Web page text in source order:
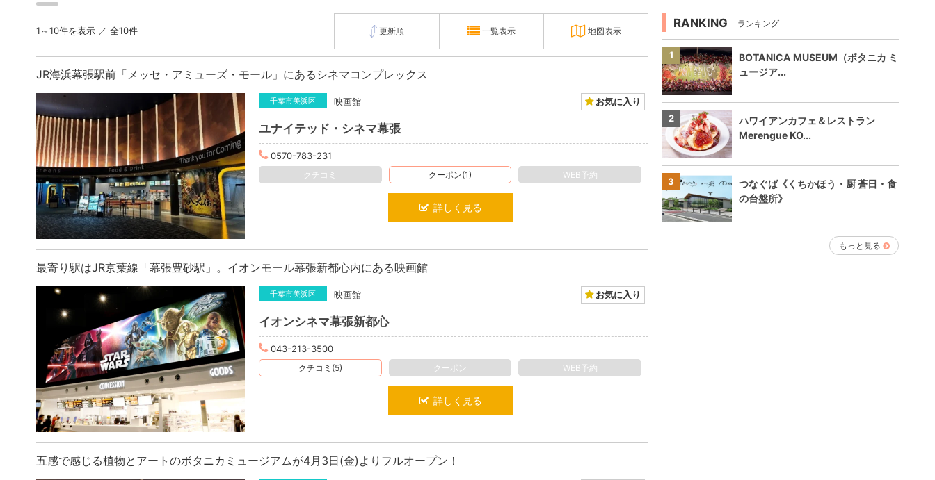
1～10件を表示 ／ 全10件 更新順 一覧表示 地図表示
JR海浜幕張駅前「メッセ・アミューズ・モール」にあるシネマコンプレックス
千葉市美浜区 映画館 お気に入り
ユナイテッド・シネマ幕張
0570-783-231
クチコミ クーポン(1) WEB予約
詳しく見る
最寄り駅はJR京葉線「幕張豊砂駅」。イオンモール幕張新都心内にある映画館
千葉市美浜区 映画館 お気に入り
イオンシネマ幕張新都心
043-213-3500
クチコミ(5) クーポン WEB予約
詳しく見る
五感で感じる植物とアートのボタニカミュージアムが4月3日(金)よりフルオープン！
RANKING ランキング
1
BOTANICA MUSEUM（ボタニカ ミ
ュージア...
2
ハワイアンカフェ＆レストラン
Merengue KO...
3
つなぐば《くちかほう・厨 蒼日・食
の台盤所》
もっと見る